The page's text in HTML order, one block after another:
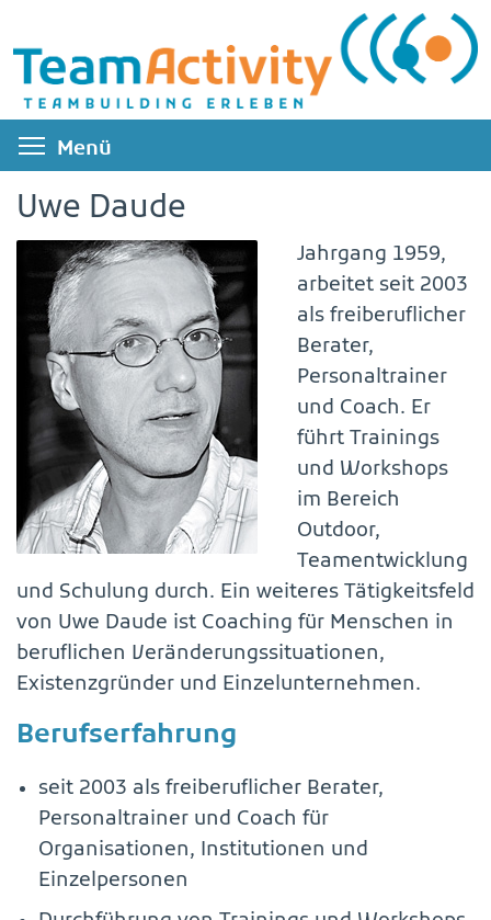
zum
Inhalt
Menü
Uwe Daude
Jahrgang 1959,
arbeitet seit 2003
als freiberuflicher
Berater,
Personaltrainer
und Coach. Er
führt Trainings
und Workshops
im Bereich
Outdoor,
Teamentwicklung
und Schulung durch. Ein weiteres Tätigkeitsfeld
von Uwe Daude ist Coaching für Menschen in
beruflichen Veränderungssituationen,
Existenzgründer und Einzelunternehmen.
Berufserfahrung
seit 2003 als freiberuflicher Berater,
Personaltrainer und Coach für
Organisationen, Institutionen und
Einzelpersonen